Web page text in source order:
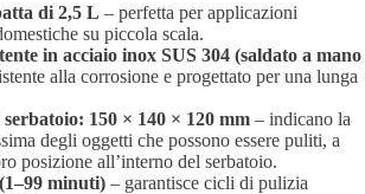
di 2,5 L – perfetta per applicazioni
su piccola scala.
in acciaio inox SUS 304 (saldato a mano
alla corrosione e progettato per una lunga
150 × 140 × 120 mm – indicano la
degli oggetti che possono essere puliti, a
posizione all’interno del serbatoio.
minuti) – garantisce cicli di pulizia